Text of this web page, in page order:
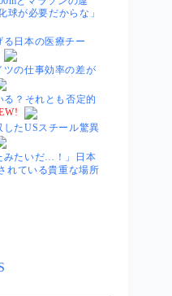
球が必要だからな」
日本の医療チー
の仕事効率の差が
？それとも否定的
たUSスチール驚異
みたいだ…！」日本
れている貴重な場所